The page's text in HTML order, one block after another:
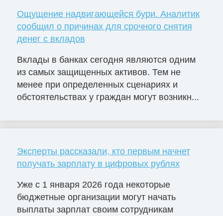
Ощущение надвигающейся бури. Аналитик
сообщил о причинах для срочного снятия
денег с вкладов
Вклады в банках сегодня являются одним
из самых защищенных активов. Тем не
менее при определенных сценариях и
обстоятельствах у граждан могут возникн...
Эксперты рассказали, кто первым начнет
получать зарплату в цифровых рублях
Уже с 1 января 2026 года некоторые
бюджетные организации могут начать
выплаты зарплат своим сотрудникам